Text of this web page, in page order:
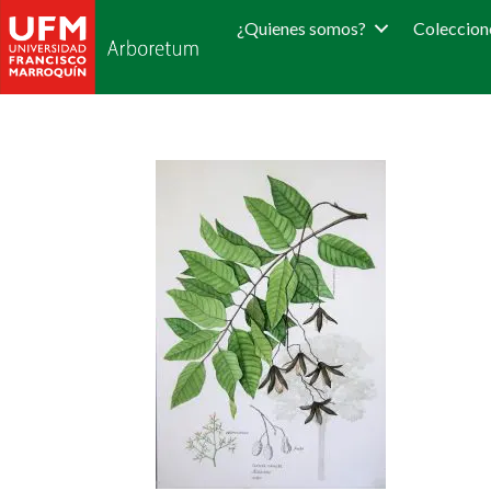
¿Quienes somos?